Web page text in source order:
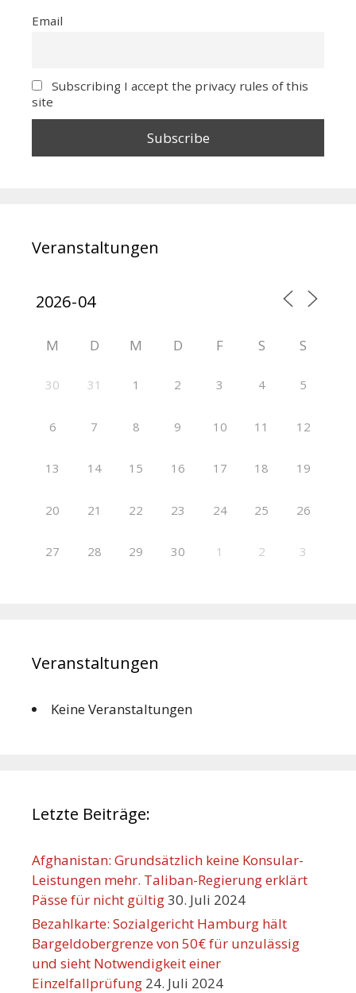
Email
Subscribing I accept the privacy rules of this
site
Veranstaltungen
M D M D F S S
30 31 1 2 3 4 5
6 7 8 9 10 11 12
13 14 15 16 17 18 19
20 21 22 23 24 25 26
27 28 29 30 1 2 3
Veranstaltungen
Keine Veranstaltungen
Letzte Beiträge:
Afghanistan: Grundsätzlich keine Konsular-
Leistungen mehr. Taliban-Regierung erklärt
Pässe für nicht gültig30. Juli 2024
Bezahlkarte: Sozialgericht Hamburg hält
Bargeldobergrenze von 50€ für unzulässig
und sieht Notwendigkeit einer
Einzelfallprüfung 24. Juli 2024